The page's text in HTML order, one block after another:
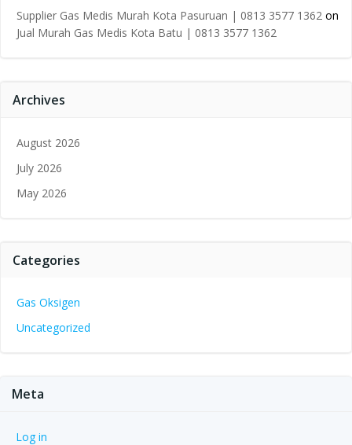
Supplier Gas Medis Murah Kota Pasuruan | 0813 3577 1362 on
Jual Murah Gas Medis Kota Batu | 0813 3577 1362
Archives
August 2026
July 2026
May 2026
Categories
Gas Oksigen
Uncategorized
Meta
Log in